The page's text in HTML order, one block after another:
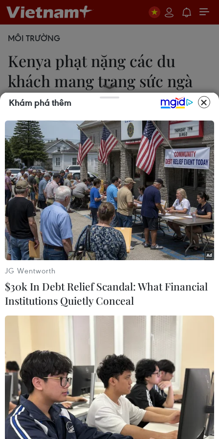
MÔI TRƯỜNG
Kenya phạt nặng các du
khách mang trang sức ngà
voi
Tấn Đạt
20/08/2019 02:04
Du khách Maria Pich-Aguilera (50 tuổi) đang phải
đối mặt với mức án tù 12 tháng hoặc bị phạt một
triệu shilling (8.700 euro) vì tội sở hữu ngà voi bất
hợp pháp tại Kenya.
Ngà voi bị buôn bán trái phép. (Ảnh: AFP/TTXVN)
Theo phóng viên TTXVN tại châu Phi, ngày 19/8,
Cơ quan Động vật hoang dã Kenya (KWS) cho
Khám phá thêm
JG Wentworth
$30k In Debt Relief Scandal: What Financial
Institutions Quietly Conceal